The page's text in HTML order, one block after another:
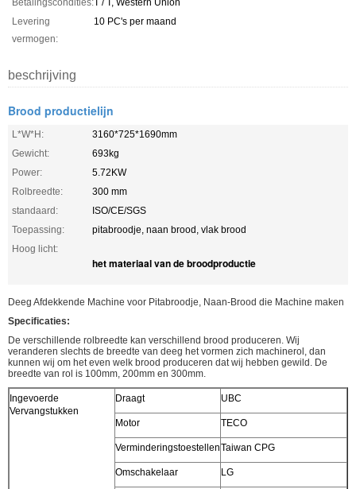
Betalingscondities:T / T, Western Union
Levering
vermogen:
10 PC's per maand
beschrijving
Brood productielijn
L*W*H:
3160*725*1690mm
Gewicht:
693kg
Power:
5.72KW
Rolbreedte:
300 mm
standaard:
ISO/CE/SGS
Toepassing:
pitabroodje, naan brood, vlak brood
Hoog licht:
het materiaal van de broodproductie
Deeg Afdekkende Machine voor Pitabroodje, Naan-Brood die Machine maken
Specificaties:
De verschillende rolbreedte kan verschillend brood produceren. Wij
veranderen slechts de breedte van deeg het vormen zich machinerol, dan
kunnen wij om het even welk brood produceren dat wij hebben gewild. De
breedte van rol is 100mm, 200mm en 300mm.
Ingevoerde
Vervangstukken
Draagt UBC
Motor TECO
VerminderingstoestellenTaiwan CPG
Omschakelaar LG